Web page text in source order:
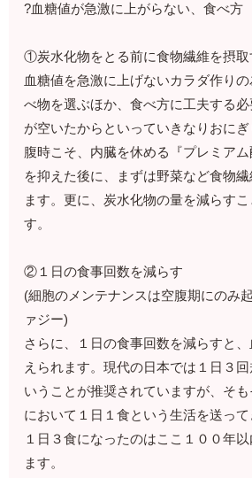
?血糖値が急激に上がらない、食べ方
①炭水化物をとる前に食物繊維を摂取
血糖値を急激に上げないカラダ作り
べ物を選ぶほか、食べ方に工夫する
が空いたからといっていきなりおに
腹時こそ、内臓を休める『プレミア
を抑えた後に、まずは野菜など食物
ます。更に、炭水化物の量を減らす
す。
②１日の食事回数を減らす
(細胞のメンテナンスは空腹期にのみ
ァジー)
さらに、１日の食事回数を減らすと
えられます。現代の日本では１日３
いうことが推奨されていますが、そ
において１日１食という生活を送っ
１日３食になったのはここ１００年
ます。